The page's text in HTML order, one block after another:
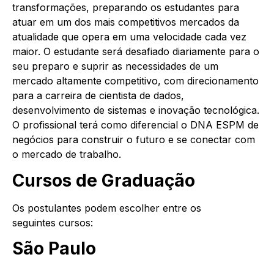
transformações, preparando os estudantes para
atuar em um dos mais competitivos mercados da
atualidade que opera em uma velocidade cada vez
maior. O estudante será desafiado diariamente para o
seu preparo e suprir as necessidades de um
mercado altamente competitivo, com direcionamento
para a carreira de cientista de dados,
desenvolvimento de sistemas e inovação tecnológica.
O profissional terá como diferencial o DNA ESPM de
negócios para construir o futuro e se conectar com
o mercado de trabalho.
Cursos de Graduação
Os postulantes podem escolher entre os
seguintes cursos:
São Paulo